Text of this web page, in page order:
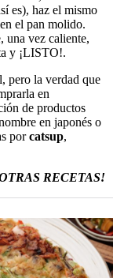
es), haz el mismo
el pan molido.
una vez caliente,
y ¡LISTO!.
pero la verdad que
en
de productos
en japonés o
porcatsup,
RECETAS!